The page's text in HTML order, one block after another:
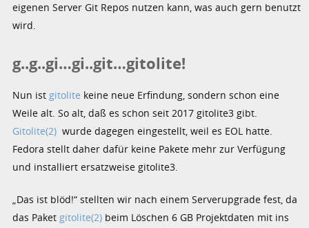
eigenen Server Git Repos nutzen kann, was auch gern benutzt
wird.
g..g..gi…gi..git…gitolite!
Nun ist gitolite keine neue Erfindung, sondern schon eine
Weile alt. So alt, daß es schon seit 2017 gitolite3 gibt.
Gitolite(2) wurde dagegen eingestellt, weil es EOL hatte.
Fedora stellt daher dafür keine Pakete mehr zur Verfügung
und installiert ersatzweise gitolite3.
„Das ist blöd!“ stellten wir nach einem Serverupgrade fest, da
das Paket gitolite(2) beim Löschen 6 GB Projektdaten mit ins